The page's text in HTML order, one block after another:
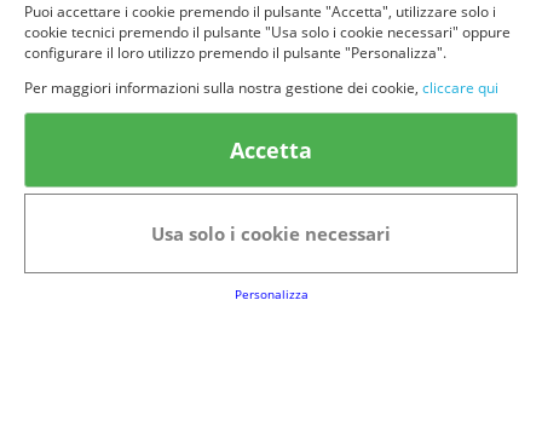
© provaprodottigratis.it 2023 | All Rights Reserved.
Categorie in evidenza
Alimenti e bevande
Bambini
Animali
Senior
Link Utili
Puoi accettare i cookie premendo il pulsante "Accetta", utilizzare solo i
cookie tecnici premendo il pulsante "Usa solo i cookie necessari" oppure
configurare il loro utilizzo premendo il pulsante "Personalizza".
Per maggiori informazioni sulla nostra gestione dei cookie, cliccare qui
Accetta
Usa solo i cookie necessari
Personalizza